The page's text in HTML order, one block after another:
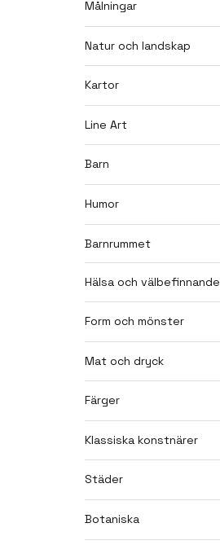
Målningar
Natur och landskap
Kartor
Line Art
Barn
Humor
Barnrummet
Hälsa och välbefinnande
Form och mönster
Mat och dryck
Färger
Klassiska konstnärer
Städer
Botaniska